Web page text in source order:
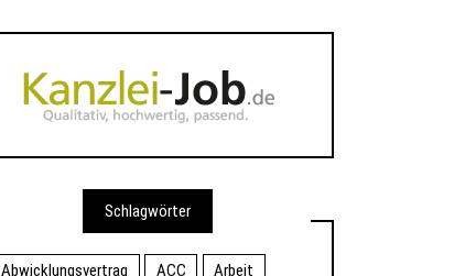
Schlagwörter
Abwicklungsvertrag ACC
Arbeit